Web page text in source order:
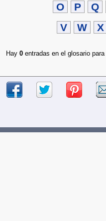
O
P Q
V
W X
Hay 0 entradas en el glosario para